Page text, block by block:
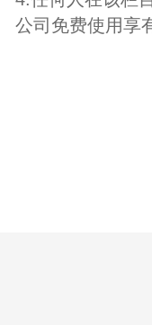
公司免费使用享